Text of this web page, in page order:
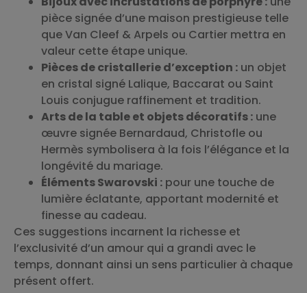
pièce signée d’une maison prestigieuse telle
que Van Cleef & Arpels ou Cartier mettra en
valeur cette étape unique.
Pièces de cristallerie d’exception : un objet
en cristal signé Lalique, Baccarat ou Saint
Louis conjugue raffinement et tradition.
Arts de la table et objets décoratifs : une
œuvre signée Bernardaud, Christofle ou
Hermès symbolisera à la fois l’élégance et la
longévité du mariage.
Éléments Swarovski : pour une touche de
lumière éclatante, apportant modernité et
finesse au cadeau.
Ces suggestions incarnent la richesse et
l’exclusivité d’un amour qui a grandi avec le
temps, donnant ainsi un sens particulier à chaque
présent offert.